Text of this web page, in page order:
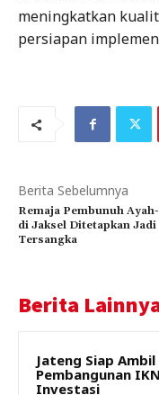
meningkatkan
persiapan
Berita Sebelumnya
Remaja Pembunuh
di Jaksel Ditetapkan Jadi
Tersangka
Berita
Jateng Siap
Pembangunan
Investasi